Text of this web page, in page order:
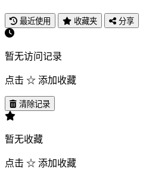
最近使用 收藏夹 分享
暂无访问记录
点击 ☆ 添加收藏
清除记录
暂无收藏
点击 ☆ 添加收藏